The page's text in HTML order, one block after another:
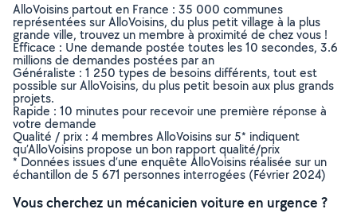
AlloVoisins partout en France : 35 000 communes
représentées sur AlloVoisins, du plus petit village à la plus
grande ville, trouvez un membre à proximité de chez vous !
Efficace : Une demande postée toutes les 10 secondes, 3.6
millions de demandes postées par an
Généraliste : 1 250 types de besoins différents, tout est
possible sur AlloVoisins, du plus petit besoin aux plus grands
projets.
Rapide : 10 minutes pour recevoir une première réponse à
votre demande
Qualité / prix : 4 membres AlloVoisins sur 5* indiquent
qu’AlloVoisins propose un bon rapport qualité/prix
* Données issues d’une enquête AlloVoisins réalisée sur un
échantillon de 5 671 personnes interrogées (Février 2024)
Vous cherchez un mécanicien voiture en urgence ?